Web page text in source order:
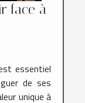
face à
essentiel
de ses
unique à